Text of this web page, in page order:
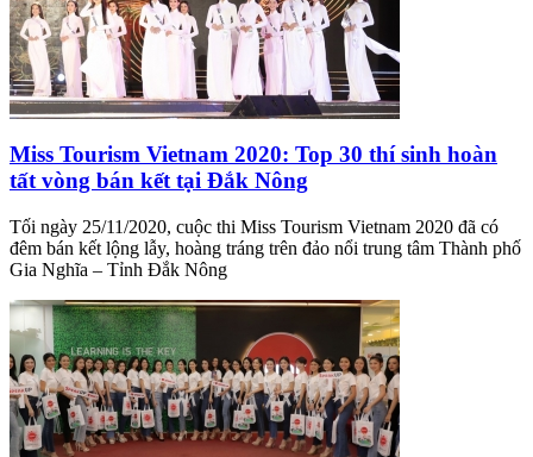
Miss Tourism Vietnam 2020: Top 30 thí sinh hoàn
tất vòng bán kết tại Đắk Nông
Tối ngày 25/11/2020, cuộc thi Miss Tourism Vietnam 2020 đã có
đêm bán kết lộng lẫy, hoàng tráng trên đảo nổi trung tâm Thành phố
Gia Nghĩa – Tỉnh Đắk Nông